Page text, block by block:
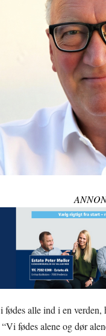
fødes alle ind i en verden,
“Vi fødes alene og dør